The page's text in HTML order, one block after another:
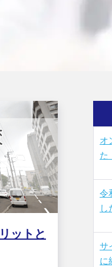
ットと
オ
た
令
し
サ
に